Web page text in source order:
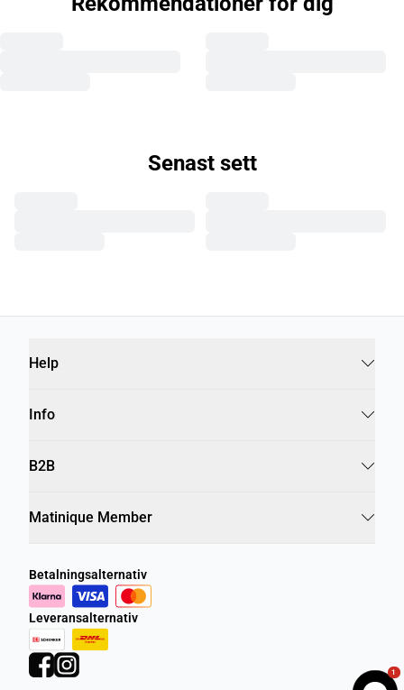
Senast sett
Help
Info
B2B
Matinique Member
Betalningsalternativ
Leveransalternativ
1